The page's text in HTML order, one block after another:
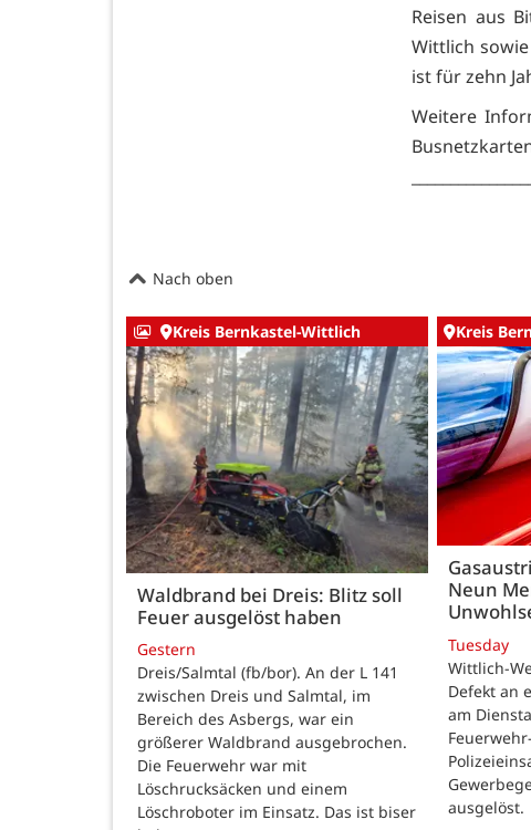
Reisen aus
Wittlich
ist für zehn
Weitere
Nach oben
Kreis Bernkastel-Wittlich
Waldbrand bei Dreis: Blitz soll
Feuer ausgelöst haben
Gestern
Dreis/Salmtal (fb/bor). An der L 141
zwischen Dreis und Salmtal, im
Bereich des Asbergs, war ein
größerer Waldbrand ausgebrochen.
Die Feuerwehr war mit
Löschrucksäcken und einem
Löschroboter im Einsatz. Das ist biser
Kreis
Neun
Tuesday
Wittlich-
Defekt an
am
ausgelöst.